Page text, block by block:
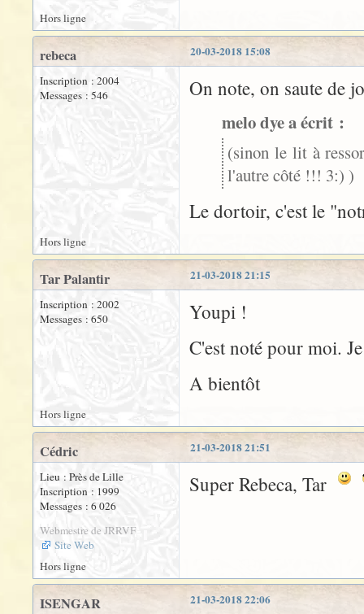
Hors ligne
20-03-2018 15:08
rebeca
Inscription : 2004
Messages : 546
On note, on saute de
melo dye a écrit :
(sinon le lit à
l'autre côté !!! 3:) )
Le dortoir, c'est le
Hors ligne
21-03-2018 21:15
Tar Palantir
Inscription : 2002
Messages : 650
Youpi !
C'est noté pour moi.
A bientôt
Hors ligne
21-03-2018 21:51
Cédric
Lieu : Près de Lille
Inscription : 1999
Messages : 6 026
Webmestre de JRRVF
Site Web
Super Rebeca, Tar
Hors ligne
21-03-2018 22:06
ISENGAR